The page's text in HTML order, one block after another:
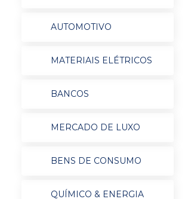
AUTOMOTIVO
MATERIAIS ELÉTRICOS
BANCOS
MERCADO DE LUXO
BENS DE CONSUMO
QUÍMICO & ENERGIA